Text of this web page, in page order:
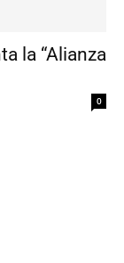
la “Alianza
0